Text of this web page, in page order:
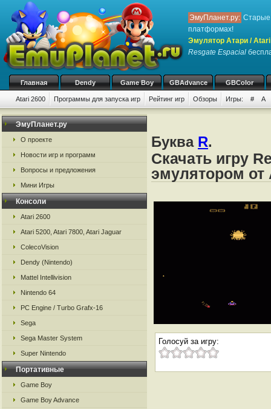
ЭмуПланет.ру: Старые
платформах!
Эмулятор Атари /
Resgate Espacial
Главная Dendy Game Boy GBAdvance GBColor
Atari 2600 Программы для запуска игр Рейтинг игр Обзоры Игры: # A
ЭмуПланет.ру
О проекте
Новости игр и программ
Вопросы и предложения
Мини Игры
Консоли
Atari 2600
Atari 5200, Atari 7800, Atari Jaguar
ColecoVision
Dendy (Nintendo)
Mattel Intellivision
Nintendo 64
PC Engine / Turbo Grafx-16
Sega
Sega Master System
Super Nintendo
Портативные
Game Boy
Game Boy Advance
Буква R.
Скачать игру
эмулятором от
Голосуй за игру: